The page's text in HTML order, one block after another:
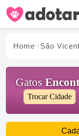
Home São
Gatos
Trocar Cidade